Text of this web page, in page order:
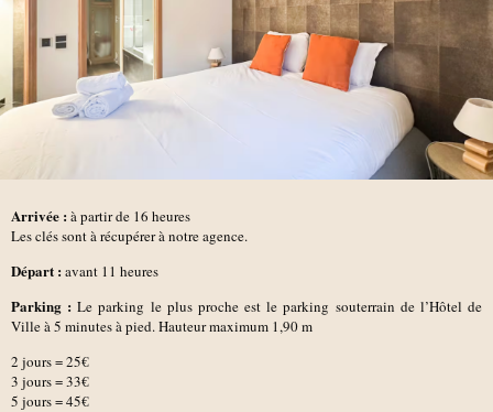
Arrivée : à partir de 16 heures
Les clés sont à récupérer à notre agence.
Départ : avant 11 heures
Parking :Le parking le plus proche est le parking souterrain de l’Hôtel de
Ville à 5 minutes à pied. Hauteur maximum 1,90 m
2 jours = 25€
3 jours = 33€
5 jours = 45€